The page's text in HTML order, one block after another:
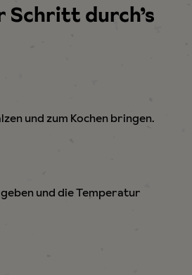
durch’s
und zum Kochen bringen.
und die Temperatur